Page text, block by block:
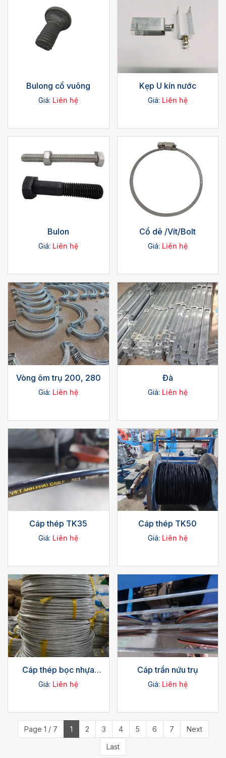
Bulong cổ vuông
Giá: Liên hệ
Kẹp U kín nước
Giá: Liên hệ
Bulon
Giá: Liên hệ
Cổ dê /Vít/Bolt
Giá: Liên hệ
Vòng ôm trụ 200, 280
Giá: Liên hệ
Đà
Giá: Liên hệ
Cáp thép TK35
Giá: Liên hệ
Cáp thép TK50
Giá: Liên hệ
Cáp thép bọc nhựa
(HDPE) trong
Giá: Liên hệ
Cáp trần nứu trụ
Giá: Liên hệ
Page 1 / 7 1 2 3 4 5 6 7 Next
Last